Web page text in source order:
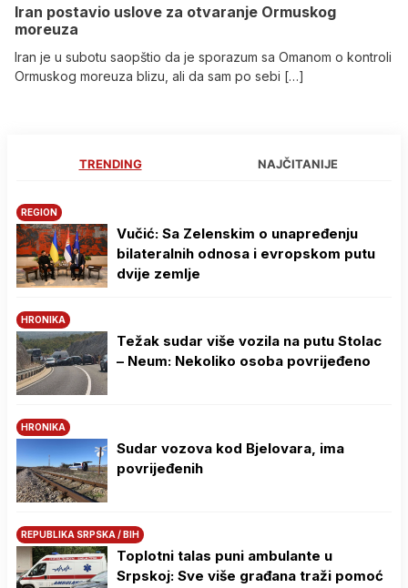
Iran postavio uslove za otvaranje Ormuskog
moreuza
Iran je u subotu saopštio da je sporazum sa Omanom o kontroli
Ormuskog moreuza blizu, ali da sam po sebi […]
TRENDING NAJČITANIJE
REGION
Vučić: Sa Zelenskim o unapređenju
bilateralnih odnosa i evropskom putu
dvije zemlje
HRONIKA
Težak sudar više vozila na putu Stolac
– Neum: Nekoliko osoba povrijeđeno
HRONIKA
Sudar vozova kod Bjelovara, ima
povrijeđenih
REPUBLIKA SRPSKA / BIH
Toplotni talas puni ambulante u
Srpskoj: Sve više građana traži pomoć